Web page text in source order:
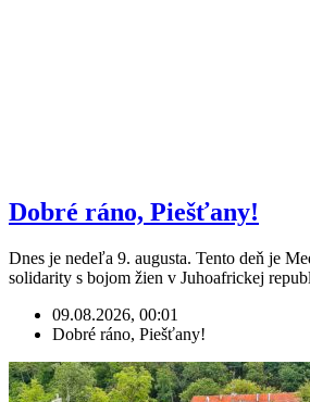
Dobré ráno, Piešťany!
Dnes je nedeľa 9. augusta. Tento deň je
solidarity s bojom žien v Juhoafrickej
09.08.2026, 00:01
Dobré ráno, Piešťany!